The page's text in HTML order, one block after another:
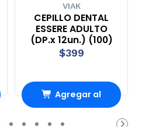
VIAK
CEPILLO DENTAL
ESSERE ADULTO
(DP.x 12un.) (100)
$399
Agregar al
Carro